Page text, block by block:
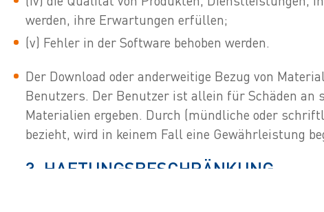
werden, ihre Erwartungen erfüllen;
(v) Fehler in der Software behoben werden.
Der Download oder anderweitige Bezug von
Benutzers. Der Benutzer ist allein für Schäden an
Materialien ergeben. Durch (mündliche oder
bezieht, wird in keinem Fall eine Gewährleistung
3. HAFTUNGSBESCHRÄNKUNG